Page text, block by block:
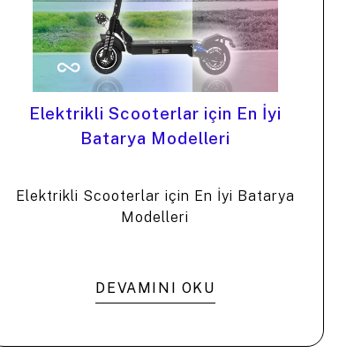
Elektrikli Scooterlar için En İyi
Batarya Modelleri
Elektrikli Scooterlar için En İyi Batarya
Modelleri
DEVAMINI OKU